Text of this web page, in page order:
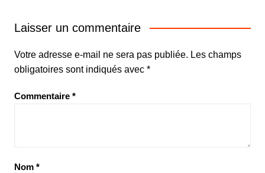
Laisser un commentaire
Votre adresse e-mail ne sera pas publiée. Les champs
obligatoires sont indiqués avec *
Commentaire *
Nom *